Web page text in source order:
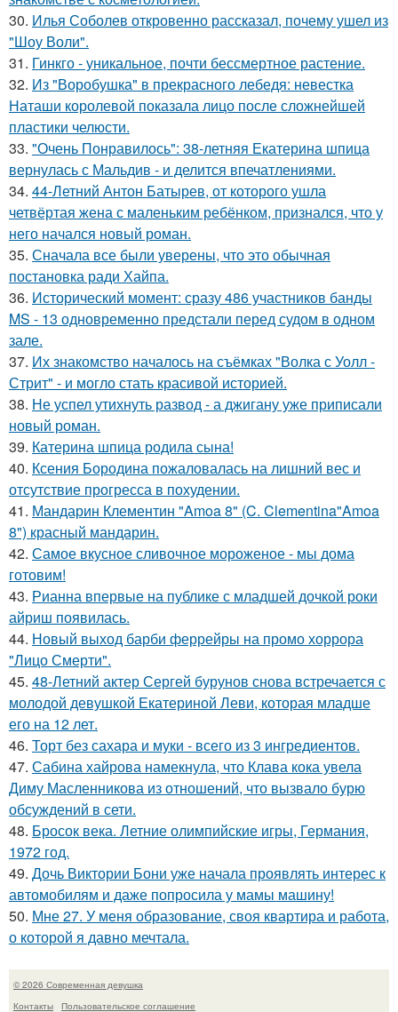
30. Илья Соболев откровенно рассказал, почему ушел из
"Шоу Воли".
31. Гинкго - уникальное, почти бессмертное растение.
32. Из "Воробушка" в прекрасного лебедя: невестка
Наташи королевой показала лицо после сложнейшей
пластики челюсти.
33. "Очень Понравилось": 38-летняя Екатерина шпица
вернулась с Мальдив - и делится впечатлениями.
34. 44-Летний Антон Батырев, от которого ушла
четвёртая жена с маленьким ребёнком, признался, что у
него начался новый роман.
35. Сначала все были уверены, что это обычная
постановка ради Хайпа.
36. Исторический момент: сразу 486 участников банды
MS - 13 одновременно предстали перед судом в одном
зале.
37. Их знакомство началось на съёмках "Волка с Уолл -
Стрит" - и могло стать красивой историей.
38. Не успел утихнуть развод - а джигану уже приписали
новый роман.
39. Катерина шпица родила сына!
40. Ксения Бородина пожаловалась на лишний вес и
отсутствие прогресса в похудении.
41. Мандарин Клементин "Amoa 8" (C. Clementina"Amoa
8") красный мандарин.
42. Самое вкусное сливочное мороженое - мы дома
готовим!
43. Рианна впервые на публике с младшей дочкой роки
айриш появилась.
44. Новый выход барби феррейры на промо хоррора
"Лицо Смерти".
45. 48-Летний актер Сергей бурунов снова встречается с
молодой девушкой Екатериной Леви, которая младше
его на 12 лет.
46. Торт без сахара и муки - всего из 3 ингредиентов.
47. Сабина хайрова намекнула, что Клава кока увела
Диму Масленникова из отношений, что вызвало бурю
обсуждений в сети.
48. Бросок века. Летние олимпийские игры, Германия,
1972 год.
49. Дочь Виктории Бони уже начала проявлять интерес к
автомобилям и даже попросила у мамы машину!
50. Мне 27. У меня образование, своя квартира и работа,
о которой я давно мечтала.
© 2026 Современная девушка
Контакты
Пользовательское соглашение